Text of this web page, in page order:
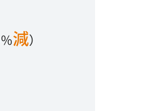
％減）